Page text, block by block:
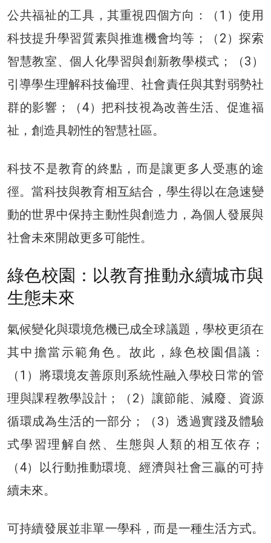
公共福祉的工具，其重視四個方向：（1）使用
科技提升學習質素與推進機會均等；（2）探索
智慧教室、個人化學習與創新教學模式；（3）
引導學生理解科技倫理、社會責任與其對弱勢社
群的影響；（4）把科技視為改善生活、促進福
祉，創造具韌性的智慧社區。
科技不是教育的終點，而是讓更多人受惠的途
徑。當科技與教育相互結合，學生得以在急速變
動的世界中保持主動性與創造力，為個人發展與
社會未來開啟更多可能性。
綠色校園：以教育推動永續城市與
生態未來
氣候變化與環境危機已成全球議題，學校更須在
其中擔當示範角色。故此，綠色校園倡議：
（1）將環境友善原則系統性融入學校日常的管
理與課程教學設計；（2）讓節能、減廢、資源
循環成為生活的一部分；（3）透過實踐及體驗
式學習理解自然、生態與人類的相互依存；
（4）以行動推動環境、經濟與社會三贏的可持
續未來。
可持續發展並非單一學科，而是一種生活方式。